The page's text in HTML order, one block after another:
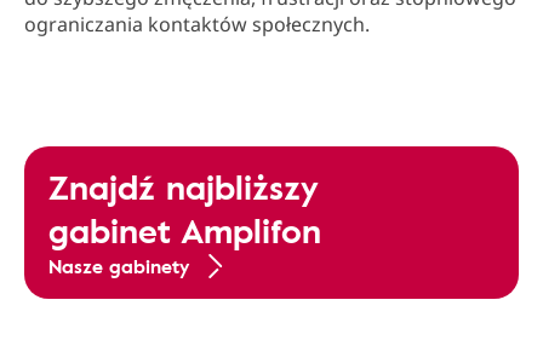
ograniczania kontaktów społecznych.
Znajdź najbliższy
gabinet Amplifon
Nasze gabinety